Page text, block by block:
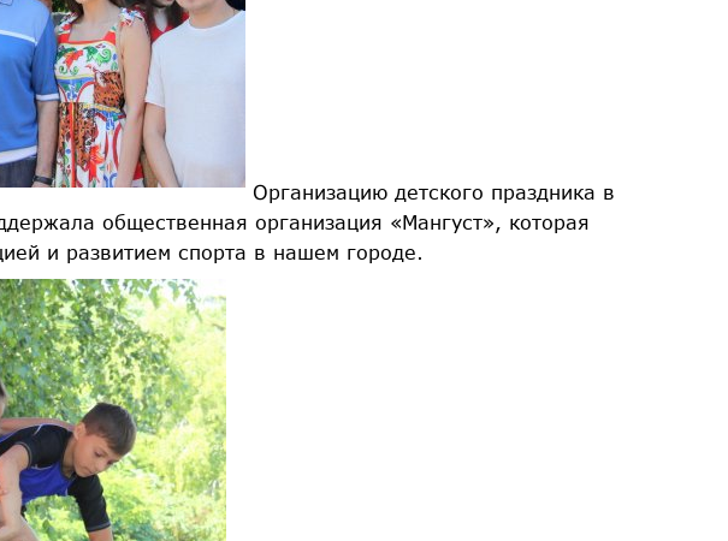
Организацию детского праздника в
общественная организация «Мангуст», которая
и развитием спорта в нашем городе.